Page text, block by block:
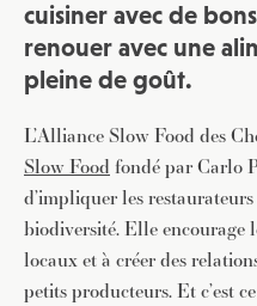
cuisiner avec de
renouer avec une
pleine de goût.
L’Alliance Slow Food des
Slow Food fondé par Carlo
d’impliquer les
biodiversité. Elle encourage
locaux et à créer des
petits producteurs. Et c’est